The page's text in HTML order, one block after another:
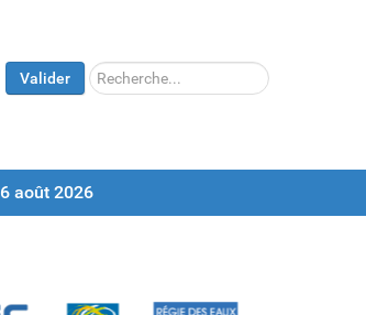
Valider Rechercher
6 août 2026